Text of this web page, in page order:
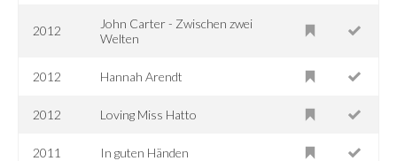
2012
John Carter - Zwischen zwei
Welten
2012 Hannah Arendt
2012 Loving Miss Hatto
2011 In guten Händen